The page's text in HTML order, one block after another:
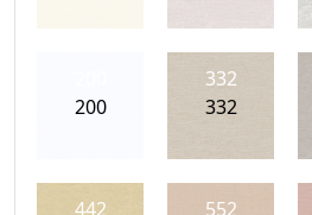
200
332
332
442
552